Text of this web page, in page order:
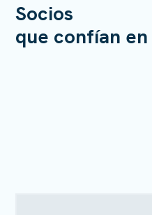
Socios
que confían